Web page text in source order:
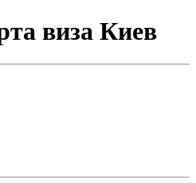
виза Киев